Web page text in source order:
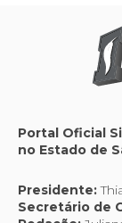
Portal Oficial
no Estado de
Presidente:
Secretário de